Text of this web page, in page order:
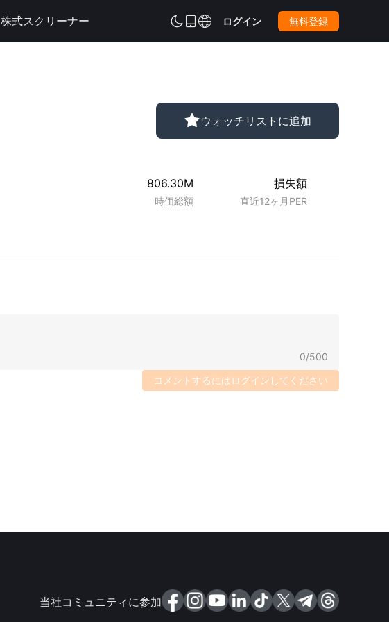
株式スクリーナー  ログイン 無料登録
ウォッチリストに追加
806.30M
時価総額
損失額
直近12ヶ月PER
0/500
コメントするにはログインしてください
当社コミュニティに参加